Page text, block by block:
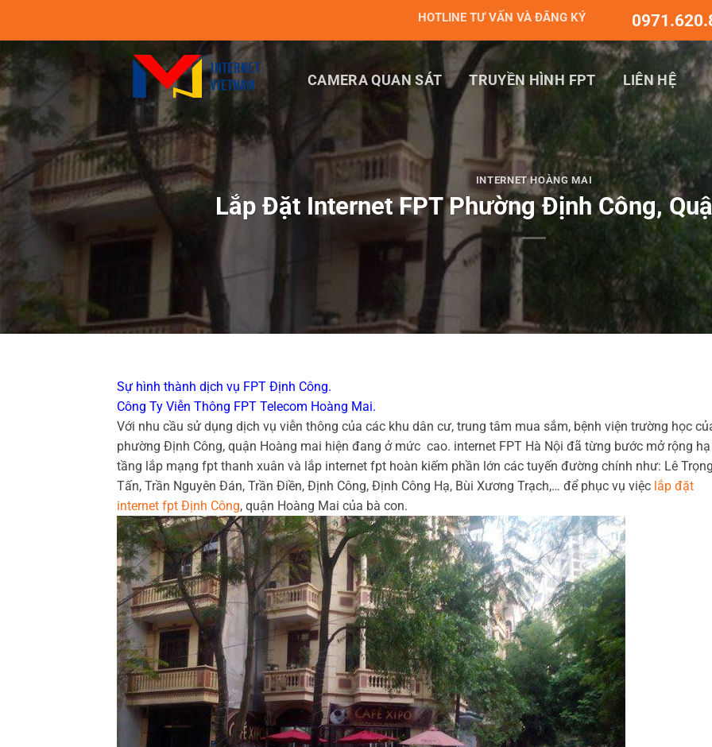
dung
HOTLINE TƯ VẤN VÀ ĐĂNG KÝ
CAMERA QUAN SÁT TRUYỀN HÌNH FPT LIÊN HỆ
INTERNET HOÀNG MAI
Lắp Đặt Internet FPT Phường Định Công,
Sự hình thành dịch vụ FPT Định Công.
Công Ty Viễn Thông FPT Telecom Hoàng Mai.
Với nhu cầu sử dụng dịch vụ viễn thông của các khu dân cư, trung tâm mua sắm, bệnh viện trường học
phường Định Công, quận Hoàng mai hiện đang ở mức cao. internet FPT Hà Nội đã từng bước mở rộng hạ
tầng lắp mạng fpt thanh xuân và lắp internet fpt hoàn kiếm phần lớn các tuyến đường chính như: Lê
Tấn, Trần Nguyên Đán, Trần Điền, Định Công, Định Công Hạ, Bùi Xương Trạch,… để phục vụ việc lắp đặt
internet fpt Định Công, quận Hoàng Mai của bà con.